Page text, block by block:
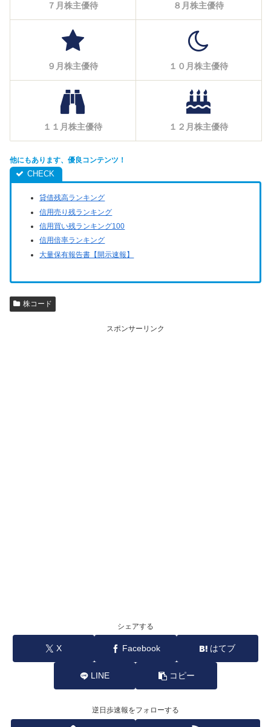
７月株主優待 ８月株主優待
９月株主優待 １０月株主優待
１１月株主優待 １２月株主優待
他にもあります、優良コンテンツ！
貸借残高ランキング
信用売り残ランキング
信用買い残ランキング100
信用倍率ランキング
大量保有報告書【開示速報】
株コード
スポンサーリンク
シェアする
X Facebook はてブ
LINE コピー
逆日歩速報をフォローする